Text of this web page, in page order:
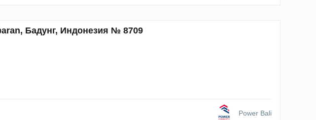
Бадунг, Индонезия № 8709
Power Bali